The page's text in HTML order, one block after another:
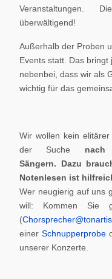
Veranstaltungen.
überwältigend!
Außerhalb der Proben
Events statt. Das
nebenbei, dass wir als
wichtig für das
Wir wollen kein
der Suche
Sängern. Dazu
Notenlesen ist
Wer neugierig auf uns
will: Kommen Sie
(
einerSchnupperprobe
unserer Konzerte.